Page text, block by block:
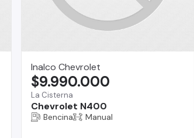
Inalco Chevrolet
La Cisterna
Chevrolet N400
$9.990.000
Bencina Manual